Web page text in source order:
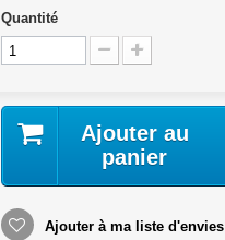
Quantité
Ajouter au
panier
Ajouter à ma liste d'envies